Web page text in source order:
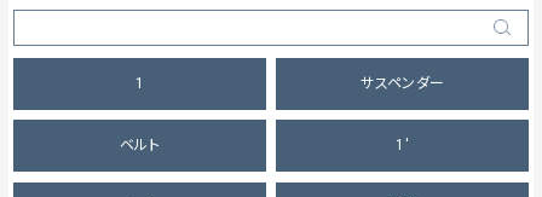
1 サスペンダー
ベルト 1'